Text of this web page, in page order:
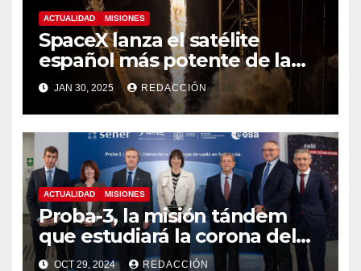
ACTUALIDAD MISIONES
SpaceX lanza el satélite
español más potente de la
historia
JAN 30, 2025 REDACCIÓN
ACTUALIDAD MISIONES
Proba-3, la misión tándem
que estudiará la corona del
Sol, lista para su lanzamiento
OCT 29, 2024 REDACCIÓN